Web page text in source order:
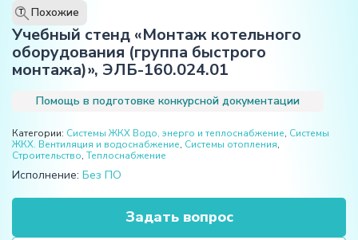
T Похожие
Учебный стенд «Монтаж котельного
оборудования (группа быстрого
монтажа)», ЭЛБ-160.024.01
Помощь в подготовке конкурсной документации
Категории: Системы ЖКХ Водо, энерго и теплоснабжение, Системы
ЖКХ. Вентиляция и водоснабжение, Системы отопления,
Строительство, Теплоснабжение
Исполнение: Без ПО
Задать вопрос